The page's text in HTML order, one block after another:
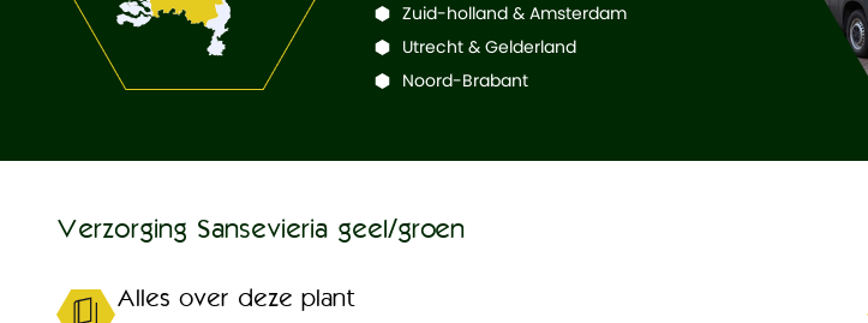
Zuid-holland & Amsterdam
Utrecht & Gelderland
Noord-Brabant
Verzorging Sansevieria geel/groen
Alles over deze plant